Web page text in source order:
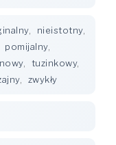
, nieistotny,
pomijalny,
, tuzinkowy,
, zwykły